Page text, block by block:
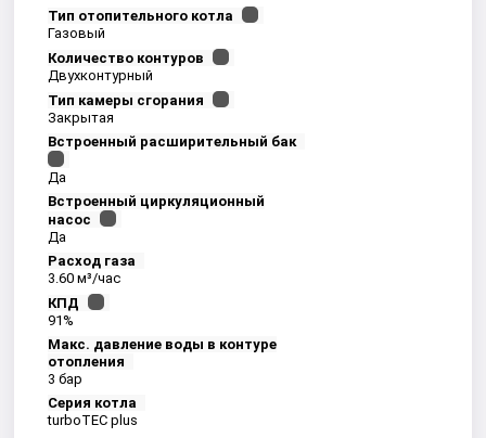
Тип отопительного котла
Газовый
Количество контуров
Двухконтурный
Тип камеры сгорания
Закрытая
Встроенный расширительный бак
Да
Встроенный циркуляционный
насос
Да
Расход газа
3.60 м³/час
КПД
91%
Макс. давление воды в контуре
отопления
3 бар
Серия котла
turboTEC plus